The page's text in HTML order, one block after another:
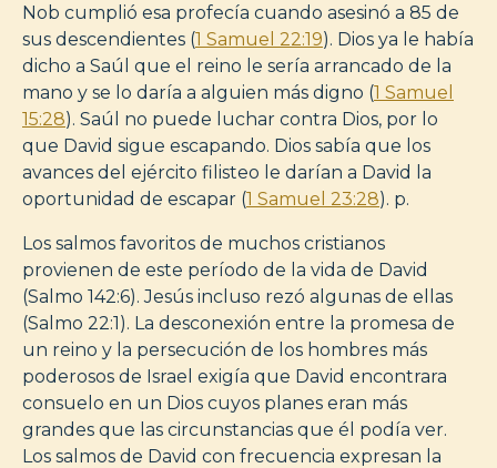
Nob cumplió esa profecía cuando asesinó a 85 de
sus descendientes (1 Samuel 22:19). Dios ya le había
dicho a Saúl que el reino le sería arrancado de la
mano y se lo daría a alguien más digno (1 Samuel
15:28). Saúl no puede luchar contra Dios, por lo
que David sigue escapando. Dios sabía que los
avances del ejército filisteo le darían a David la
oportunidad de escapar (1 Samuel 23:28). p.
Los salmos favoritos de muchos cristianos
provienen de este período de la vida de David
(Salmo 142:6). Jesús incluso rezó algunas de ellas
(Salmo 22:1). La desconexión entre la promesa de
un reino y la persecución de los hombres más
poderosos de Israel exigía que David encontrara
consuelo en un Dios cuyos planes eran más
grandes que las circunstancias que él podía ver.
Los salmos de David con frecuencia expresan la